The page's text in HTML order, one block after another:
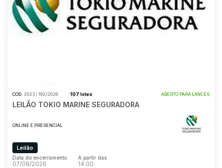
Pesquisar
COD. 2023 / 192/2026 107 lotes ABERTO PARA LANCES
LEILÃO TOKIO MARINE SEGURADORA
ONLINE E PRESENCIAL
Leilão
Data do encerramento
07/08/2026
A partir das
14:00